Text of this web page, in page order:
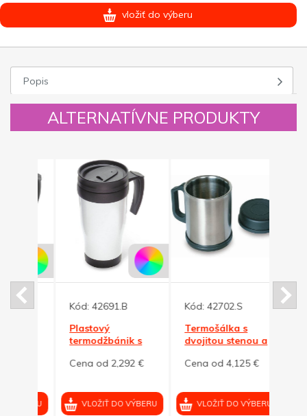
vložiť do výberu
Popis
ALTERNATÍVNE PRODUKTY
Kód:42691.B
Plastový
termodžbánik s
Cena od 2,292 €
VLOŽIŤ DO VÝBERU
Kód:42702.S
Termošálka s
dvojitou stenou a
Cena od 4,125 €
VLOŽIŤ DO VÝBERU
Kód: